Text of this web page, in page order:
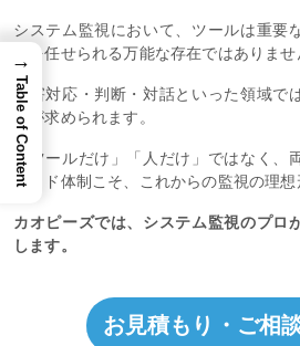
システム監視において、ツールは重要
てを任せられる万能な存在ではありませ
障害対応・判断・対話といった領域で
力が求められます。
「ツールだけ」「人だけ」ではなく、
リッド体制こそ、これからの監視の理想
カオピーズでは、システム監視のプロ
します。
お見積もり・ご相
→
Table of Content